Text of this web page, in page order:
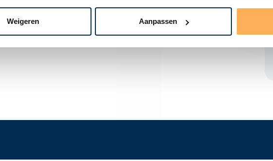
Weigeren Aanpassen